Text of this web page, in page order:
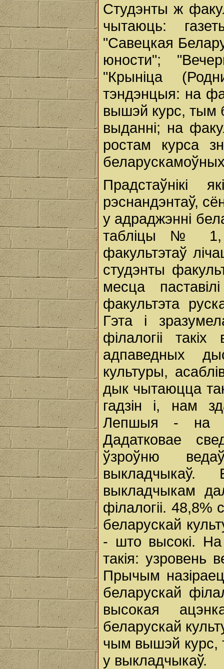
Студэнты ж
чытаюць:
"Савецкая
юности";
"Крыніца
тэндэнцыя: на
вышэй курс, тым
выданні; на
ростам курса
Прадстаўнікі
рэснандэнтаў,
у адраджэнні
табліцы № 1,
факультэтаў
студэнты
месца
факультэта
Гэта і
філалогіі
адпаведных
культуры,
дык чытаюцца
гадзін і, нам
Лепшыя - на
Дадатковае
ўзроўню
выкладчыкам
філалогіі. 48,8%
беларускай
- што высокі. На
такія: узровень
Прычым
беларускай
высокая
беларускай
чым вышэй курс,
у выкладчыкаў.